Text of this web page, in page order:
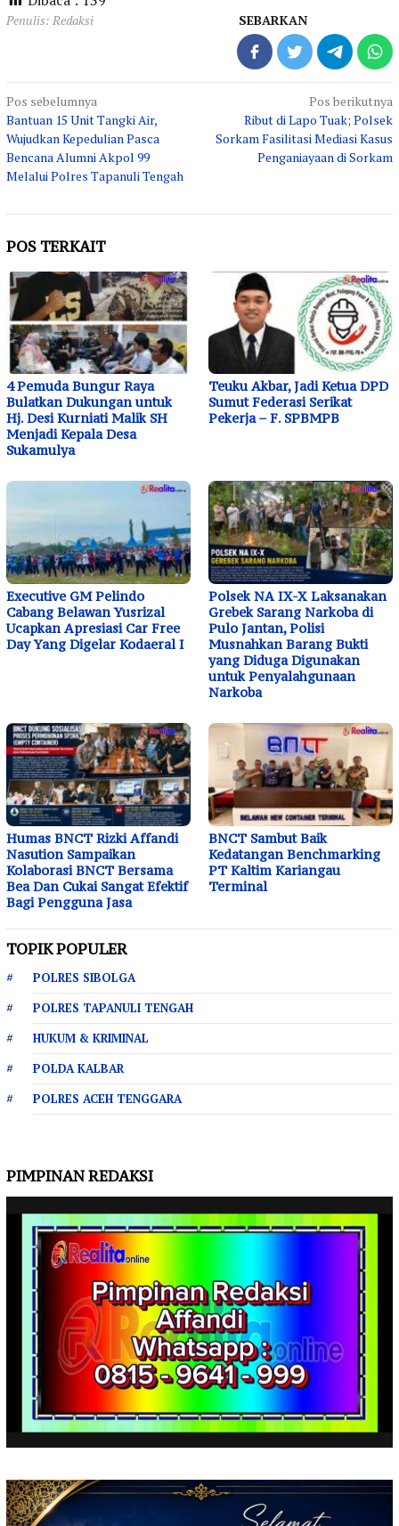
Penulis: Redaksi SEBARKAN
Navigasi
pos
Pos sebelumnya
Bantuan 15 Unit Tangki Air,
Wujudkan Kepedulian Pasca
Bencana Alumni Akpol 99
Melalui Polres Tapanuli Tengah
Pos berikutnya
Ribut di Lapo Tuak; Polsek
Sorkam Fasilitasi Mediasi Kasus
Penganiayaan di Sorkam
POS TERKAIT
4 Pemuda Bungur Raya
Bulatkan Dukungan untuk
Hj. Desi Kurniati Malik SH
Menjadi Kepala Desa
Sukamulya
Teuku Akbar, Jadi Ketua DPD
Sumut Federasi Serikat
Pekerja – F. SPBMPB
Executive GM Pelindo
Cabang Belawan Yusrizal
Ucapkan Apresiasi Car Free
Day Yang Digelar Kodaeral I
Polsek NA IX-X Laksanakan
Grebek Sarang Narkoba di
Pulo Jantan, Polisi
Musnahkan Barang Bukti
yang Diduga Digunakan
untuk Penyalahgunaan
Narkoba
Humas BNCT Rizki Affandi
Nasution Sampaikan
Kolaborasi BNCT Bersama
Bea Dan Cukai Sangat Efektif
Bagi Pengguna Jasa
BNCT Sambut Baik
Kedatangan Benchmarking
PT Kaltim Kariangau
Terminal
TOPIK POPULER
POLRES SIBOLGA
POLRES TAPANULI TENGAH
HUKUM & KRIMINAL
POLDA KALBAR
POLRES ACEH TENGGARA
PIMPINAN REDAKSI